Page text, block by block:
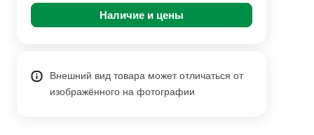
Наличие и цены
Внешний вид товара может отличаться от
изображённого на фотографии